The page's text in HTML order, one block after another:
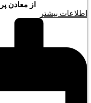
از معادن
اطلاعات بیشتر